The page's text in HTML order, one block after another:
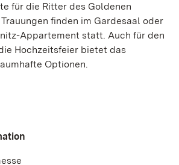
für die Ritter des Goldenen
finden im Gardesaal oder
Appartement statt. Auch für den
Hochzeitsfeier bietet das
Optionen.